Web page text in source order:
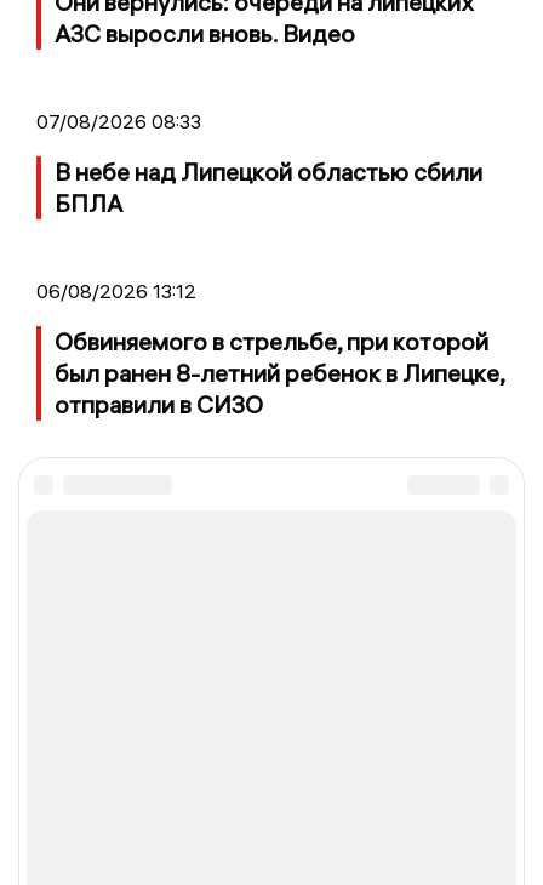
АЗС выросли вновь. Видео
07/08/2026 08:33
В небе над Липецкой областью сбили
БПЛА
06/08/2026 13:12
Обвиняемого в стрельбе, при которой
был ранен 8-летний ребенок в Липецке,
отправили в СИЗО